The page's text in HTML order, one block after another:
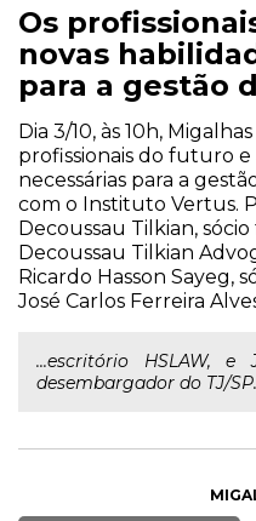
Os
novas
para a gestão
Dia 3/10, às 10h,
profissionais do futuro e
necessárias para a
com o Instituto Vertus.
Decoussau Tilkian,
Decoussau Tilkian
Ricardo Hasson Sayeg,
José Carlos Ferreira
...escritório HSLAW, e
desembargador do TJ/SP.